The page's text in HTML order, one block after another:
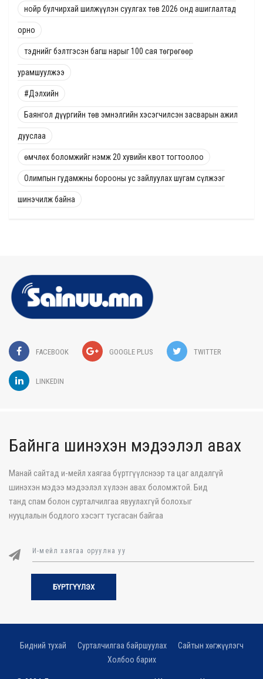
нойр булчирхай шилжүүлэн суулгах төв 2026 онд ашиглалтад
орно
тэднийг бэлтгэсэн багш нарыг 100 сая төгрөгөөр
урамшуулжээ
#Дэлхийн
Баянгол дүүргийн төв эмнэлгийн хэсэгчилсэн засварын ажил
дууслаа
өмчлөх боломжийг нэмж 20 хувийн квот тогтоолоо
Олимпын гудамжны борооны ус зайлуулах шугам сүлжээг
шинэчилж байна
FACEBOOK GOOGLE PLUS TWITTER
LINKEDIN
Байнга шинэхэн мэдээлэл авах
Манай сайтад и-мейл хаягаа бүртгүүлснээр та цаг алдалгүй
шинэхэн мэдээ мэдээлэл хүлээн авах боломжтой. Бид
танд спам болон сурталчилгаа явуулахгүй болохыг
нууцлалын бодлого хэсэгт тусгасан байгаа
БҮРТГҮҮЛЭХ
Бидний тухай Сурталчилгаа байршуулах
Сайтын хөгжүүлэгч
Холбоо барих